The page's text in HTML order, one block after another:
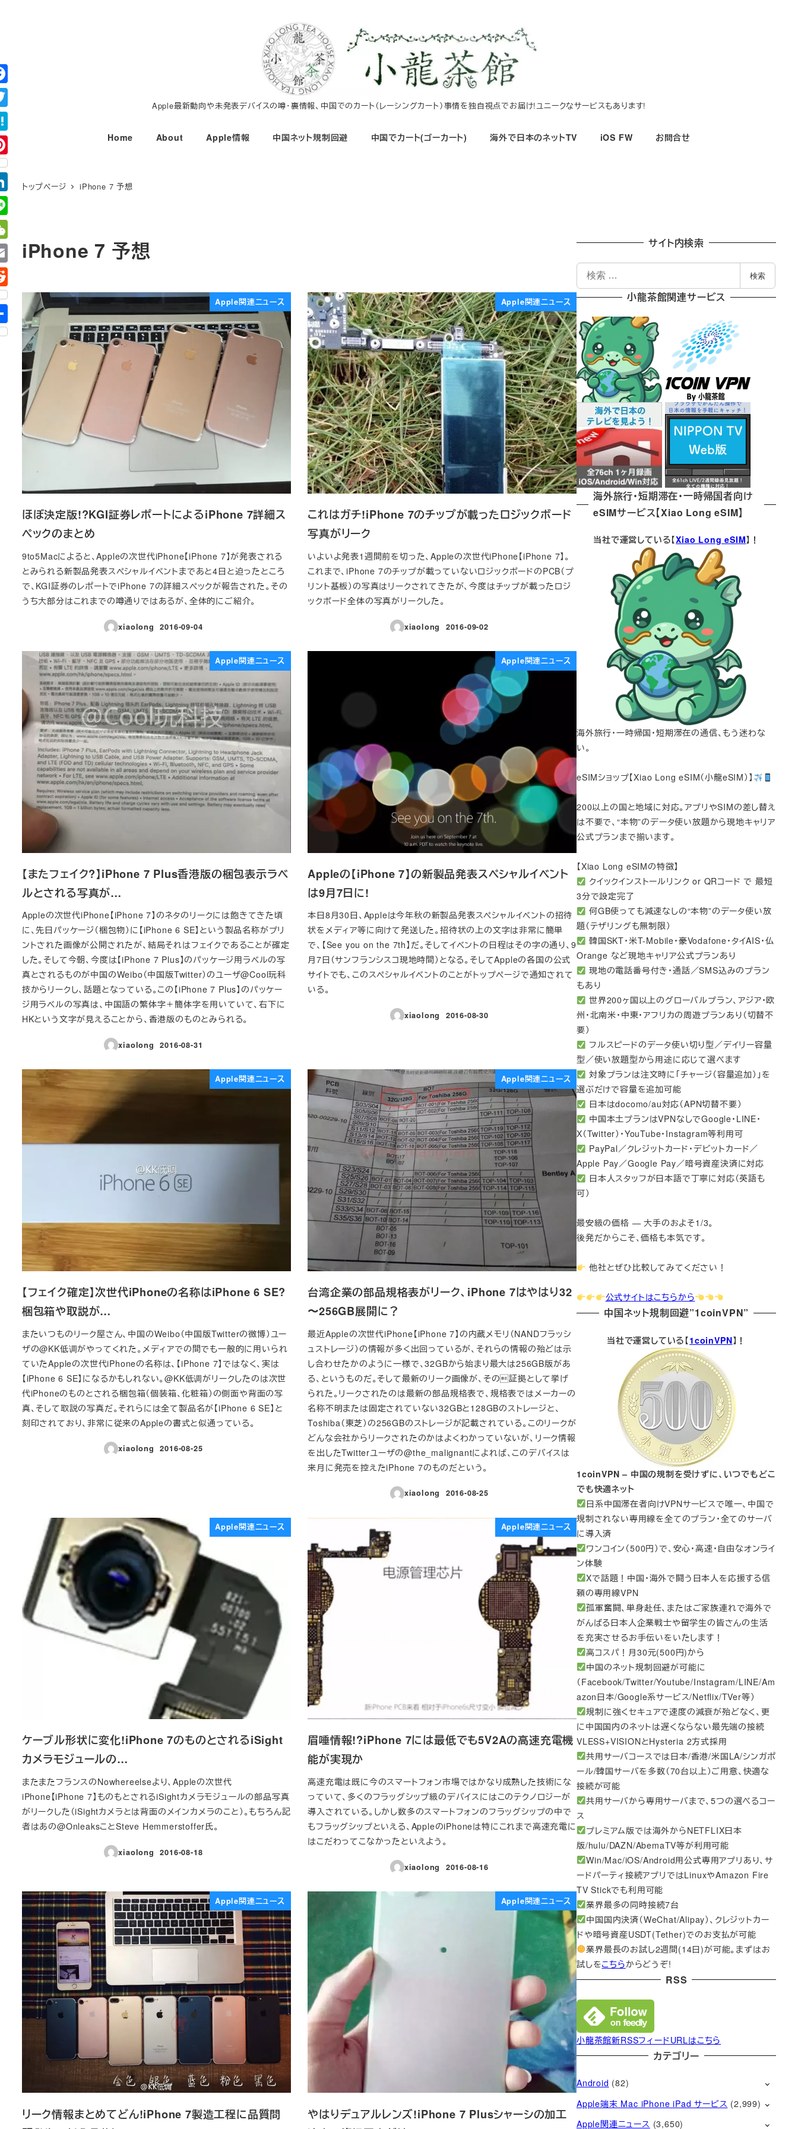
コ
ン
テ
ン
ツ
へ
移
動
Apple最新動向や未発表デバイスの噂・裏情報、中国でのカート（レーシングカート）事情を独自視点でお届け!ユニークなサービスもあります!
Home About Apple情報 中国ネット規制回避 中国でカート(ゴーカート) 海外で日本のネットTV iOS FW お問合せ
トップページ iPhone 7 予想
iPhone 7 予想
Apple関連ニュース
ほぼ決定版!?KGI証券レポートによるiPhone 7詳細ス
ペックのまとめ
9to5Macによると、Appleの次世代iPhone【iPhone 7】が発表される
とみられる新製品発表スペシャルイベントまであと4日と迫ったところ
で、KGI証券のレポートでiPhone 7の詳細スペックが報告された。その
うち大部分はこれまでの噂通りではあるが、全体的にご紹介。
xiaolong
投稿日
2016-09-04
Apple関連ニュース
これはガチ!iPhone 7のチップが載ったロジックボード
写真がリーク
いよいよ発表1週間前を切った、Appleの次世代iPhone【iPhone 7】。
これまで、iPhone 7のチップが載っていないロジックボードのPCB（プ
リント基板）の写真はリークされてきたが、今度はチップが載ったロジ
ックボード全体の写真がリークした。
xiaolong
投稿日
2016-09-02
Apple関連ニュース
【またフェイク?】iPhone 7 Plus香港版の梱包表示ラベ
ルとされる写真が…
Appleの次世代iPhone【iPhone 7】のネタのリークには飽きてきた頃
に、先日パッケージ（梱包物）に【iPhone 6 SE】という製品名称がプリ
ントされた画像が公開されたが、結局それはフェイクであることが確定
した。そして今朝、今度は【iPhone 7 Plus】のパッケージ用ラベルの写
真とされるものが中国のWeibo（中国版Twitter）のユーザ@Cool玩科
技からリークし、話題となっている。この【iPhone 7 Plus】のパッケー
ジ用ラベルの写真は、中国語の繁体字＋簡体字を用いていて、右下に
HKという文字が見えることから、香港版のものとみられる。
xiaolong
投稿日
2016-08-31
Apple関連ニュース
Appleの【iPhone 7】の新製品発表スペシャルイベント
は9月7日に!
本日8月30日、Appleは今年秋の新製品発表スペシャルイベントの招待
状をメディア等に向けて発送した。招待状の上の文字は非常に簡単
で、【See you on the 7th】だ。そしてイベントの日程はその字の通り、9
月7日（サンフランシスコ現地時間）となる。そしてAppleの各国の公式
サイトでも、このスペシャルイベントのことがトップページで通知されて
いる。
xiaolong
投稿日
2016-08-30
Apple関連ニュース
【フェイク確定】次世代iPhoneの名称はiPhone 6 SE?
梱包箱や取説が…
またいつものリーク屋さん、中国のWeibo（中国版Twitterの微博）ユー
ザの@KK低调がやってくれた。メディアでの間でも一般的に用いられ
ていたAppleの次世代iPhoneの名称は、【iPhone 7】ではなく、実は
【iPhone 6 SE】になるかもしれない。@KK低调がリークしたのは次世
代iPhoneのものとされる梱包箱（個装箱、化粧箱）の側面や背面の写
真、そして取説の写真だ。それらには全て製品名が【iPhone 6 SE】と
刻印されており、非常に従来のAppleの書式と似通っている。
xiaolong
投稿日
2016-08-25
Apple関連ニュース
台湾企業の部品規格表がリーク、iPhone 7はやはり32
〜256GB展開に？
最近Appleの次世代iPhone【iPhone 7】の内蔵メモリ（NANDフラッシ
ュストレージ）の情報が多く出回っているが、それらの情報の殆どは示
し合わせたかのように一様で、32GBから始まり最大は256GB版があ
る、というものだ。そして最新のリーク画像が、その証拠として挙げ
られた。リークされたのは最新の部品規格表で、規格表ではメーカーの
名称不明または固定されていない32GBと128GBのストレージと、
Toshiba（東芝）の256GBのストレージが記載されている。このリークが
どんな会社からリークされたのかはよくわかっていないが、リーク情報
を出したTwitterユーザの@the_malignantによれば、このデバイスは
来月に発売を控えたiPhone 7のものだという。
xiaolong
投稿日
2016-08-25
Apple関連ニュース
ケーブル形状に変化!iPhone 7のものとされるiSight
カメラモジュールの…
またまたフランスのNowhereelseより、Appleの次世代
iPhone【iPhone 7】ものもとされるiSightカメラモジュールの部品写真
がリークした（iSightカメラとは背面のメインカメラのこと）。もちろん記
者はあの@OnleaksことSteve Hemmerstoffer氏。
xiaolong
投稿日
2016-08-18
Apple関連ニュース
眉唾情報!?iPhone 7には最低でも5V2Aの高速充電機
能が実現か
高速充電は既に今のスマートフォン市場ではかなり成熟した技術にな
っていて、多くのフラッグシップ級のデバイスにはこのテクノロジーが
導入されている。しかし数多のスマートフォンのフラッグシップの中で
もフラッグシップといえる、AppleのiPhoneは特にこれまで高速充電に
はこだわってこなかったといえよう。
xiaolong
投稿日
2016-08-16
Apple関連ニュース
リーク情報まとめてどん!iPhone 7製造工程に品質問
Apple関連ニュース
やはりデュアルレンズ!iPhone 7 Plusシャーシの加工
サイト内検索
索
検索
小龍茶館関連サービス
海外旅行・短期滞在・一時帰国者向け
eSIMサービス【Xiao Long eSIM】
当社で運営している【Xiao Long eSIM】！
海外旅行・一時帰国・短期滞在の通信、もう迷わな
い。
eSIMショップ【Xiao Long eSIM（小龍eSIM）】
200以上の国と地域に対応。アプリやSIMの差し替え
は不要で、“本物”のデータ使い放題から現地キャリア
公式プランまで揃います。
【Xiao Long eSIMの特徴】
クイックインストールリンク or QRコード で 最短
3分で設定完了
何GB使っても減速なしの“本物”のデータ使い放
題（テザリングも無制限）
韓国SKT・米T-Mobile・豪Vodafone・タイAIS・仏
Orange など現地キャリア公式プランあり
現地の電話番号付き・通話／SMS込みのプラン
もあり
世界200ヶ国以上のグローバルプラン、アジア・欧
州・北南米・中東・アフリカの周遊プランあり（切替不
要）
フルスピードのデータ使い切り型／デイリー容量
型／使い放題型から用途に応じて選べます
対象プランは注文時に「チャージ（容量追加）」を
選ぶだけで容量を追加可能
日本はdocomo/au対応（APN切替不要）
中国本土プランはVPNなしでGoogle・LINE・
X（Twitter）・YouTube・Instagram等利用可
PayPal／クレジットカード・デビットカード／
Apple Pay／Google Pay／暗号資産決済に対応
日本人スタッフが日本語で丁寧に対応（英語も
可）
最安級の価格 — 大手のおよそ1/3。
後発だからこそ、価格も本気です。
他社とぜひ比較してみてください！
公式サイトはこちらから
中国ネット規制回避”1coinVPN”
当社で運営している【1coinVPN】！
1coinVPN – 中国の規制を受けずに、いつでもどこ
でも快適ネット
日系中国滞在者向けVPNサービスで唯一、中国で
規制されない専用線を全てのプラン・全てのサーバ
に導入済
ワンコイン（500円）で、安心・高速・自由なオンライ
ン体験
Xで話題！中国・海外で闘う日本人を応援する信
頼の専用線VPN
孤軍奮闘、単身赴任、またはご家族連れで海外で
がんばる日本人企業戦士や留学生の皆さんの生活
を充実させるお手伝いをいたします！
高コスパ！月30元(500円)から
中国のネット規制回避が可能に
（Facebook/Twitter/Youtube/Instagram/LINE/Am
azon日本/Google系サービス/Netflix/TVer等）
規制に強くセキュアで速度の減衰が殆どなく、更
に中国国内のネットは遅くならない最先端の接続
VLESS+VISIONとHysteria 2方式採用
共用サーバコースでは日本/香港/米国LA/シンガポ
ール/韓国サーバを多数（70台以上）ご用意、快適な
接続が可能
共用サーバから専用サーバまで、5つの選べるコー
ス
プレミアム版では海外からNETFLIX日本
版/hulu/DAZN/AbemaTV等が利用可能
Win/Mac/iOS/Android用公式専用アプリあり、サ
ードパーティ接続アプリではLinuxやAmazon Fire
TV Stickでも利用可能
業界最多の同時接続7台
中国国内決済（WeChat/Alipay）、クレジットカー
ドや暗号資産USDT(Tether)でのお支払が可能
業界最長のお試し2週間(14日)が可能。まずはお
試しをこちらからどうぞ!
RSS
小龍茶館新RSSフィードURLはこちら
カテゴリー
Android (82)
Apple端末 Mac iPhone iPad サービス (2,999)
Apple関連ニュース (3,650)